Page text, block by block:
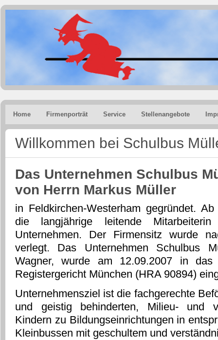
Home Firmenporträt Service Stellenangebote
Willkommen bei Schulbus
Das Unternehmen Schulbus
von Herrn Markus Müller
in Feldkirchen-Westerham gegründet.
die langjährige leitende
Unternehmen. Der Firmensitz wurde
verlegt. Das Unternehmen Schulbus
Wagner, wurde am 12.09.2007 in das
Registergericht München (HRA 90894)
Unternehmensziel ist die fachgerechte
und geistig behinderten, Milieu- und
Kindern zu Bildungseinrichtungen in
Kleinbussen mit geschultem und